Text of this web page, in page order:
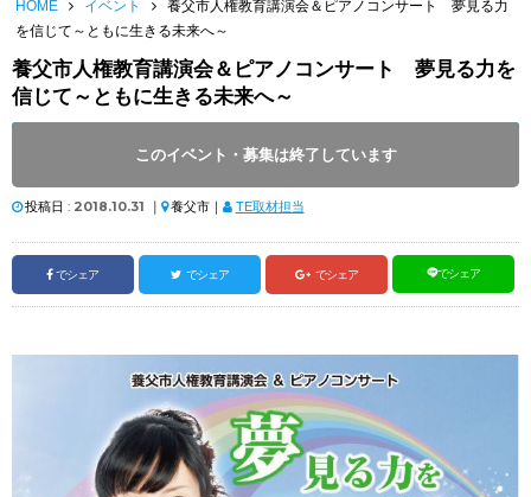
HOME イベント
養父市人権教育講演会＆ピアノコンサート 夢見る力
を信じて～ともに生きる未来へ～
養父市人権教育講演会＆ピアノコンサート 夢見る力を
信じて～ともに生きる未来へ～
このイベント・募集は終了しています
投稿日 : 2018.10.31 ｜ 養父市｜ TE取材担当
でシェア でシェア でシェア でシェア